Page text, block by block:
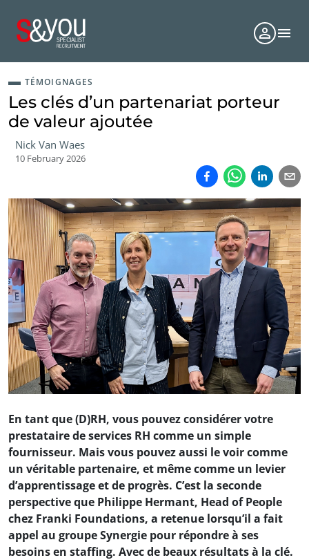
TÉMOIGNAGES
Les clés d’un partenariat porteur
de valeur ajoutée
Nick Van Waes
10 February 2026
En tant que (D)RH, vous pouvez considérer votre
prestataire de services RH comme un simple
fournisseur. Mais vous pouvez aussi le voir comme
un véritable partenaire, et même comme un levier
d’apprentissage et de progrès. C’est la seconde
perspective que Philippe Hermant, Head of People
chez Franki Foundations, a retenue lorsqu’il a fait
appel au groupe Synergie pour répondre à ses
besoins en staffing. Avec de beaux résultats à la clé.